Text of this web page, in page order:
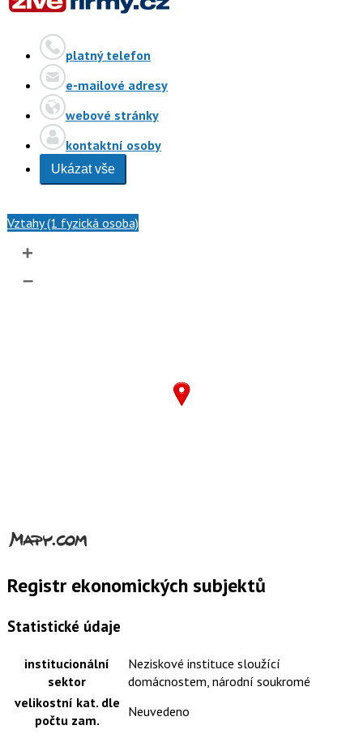
platný telefon
e-mailové adresy
webové stránky
kontaktní osoby
Ukázat vše
Vztahy (1 fyzická osoba)
+
–
Registr ekonomických subjektů
Statistické údaje
institucionální
sektor
Neziskové instituce sloužící
domácnostem, národní soukromé
velikostní kat. dle
počtu zam.
Neuvedeno